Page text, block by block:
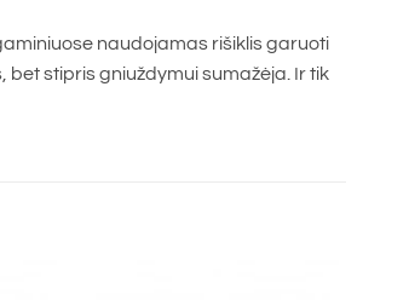
naudojamas rišiklis garuoti
stipris gniuždymui sumažėja. Ir tik